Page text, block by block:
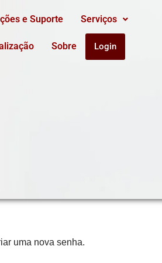
e Suporte Serviços
Sobre Login
uma nova senha.